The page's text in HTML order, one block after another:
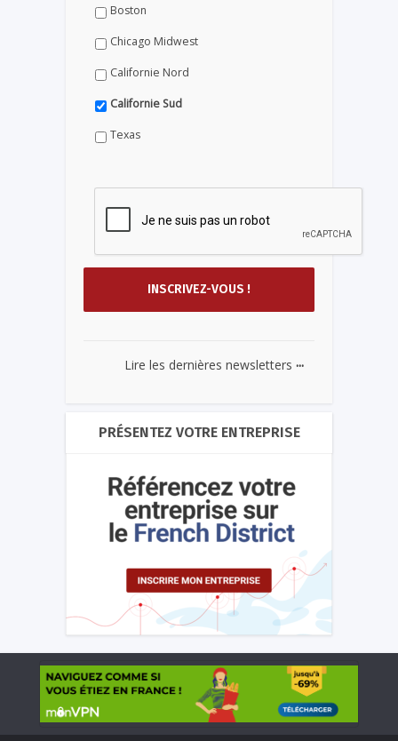
Boston
Chicago Midwest
Californie Nord
Californie Sud
Texas
Lire les dernières newsletters ...
PRÉSENTEZ VOTRE ENTREPRISE